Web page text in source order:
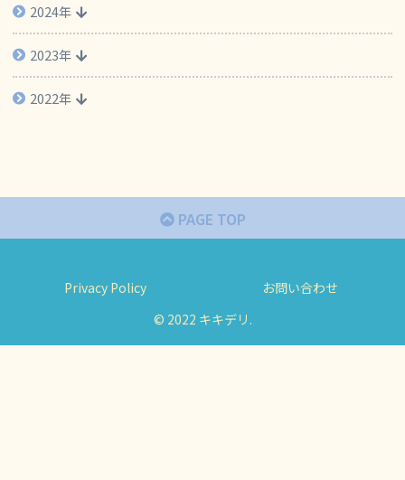
2024年
2023年
2022年
PAGE TOP
Privacy Policy
お問い合わせ
© 2022 キキデリ.